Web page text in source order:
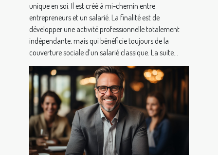
unique en soi. Il est créé à mi-chemin entre
entrepreneurs et un salarié. La finalité est de
développer une activité professionnelle totalement
indépendante, mais qui bénéficie toujours de la
couverture sociale d’un salarié classique. La suite...